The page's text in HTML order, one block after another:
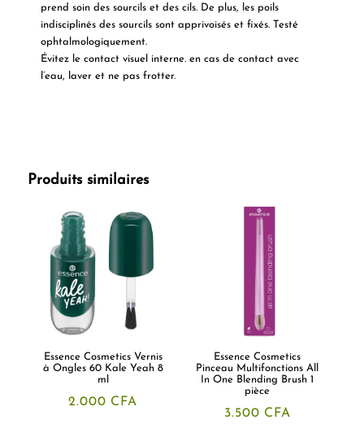
prend soin des sourcils et des cils. De plus, les poils
indisciplinés des sourcils sont apprivoisés et fixés. Testé
ophtalmologiquement.
Évitez le contact visuel interne. en cas de contact avec
l’eau, laver et ne pas frotter.
Produits similaires
Essence Cosmetics Vernis
à Ongles 60 Kale Yeah 8
ml
2.000 CFA
Essence Cosmetics
Pinceau Multifonctions All
In One Blending Brush 1
pièce
3.500 CFA